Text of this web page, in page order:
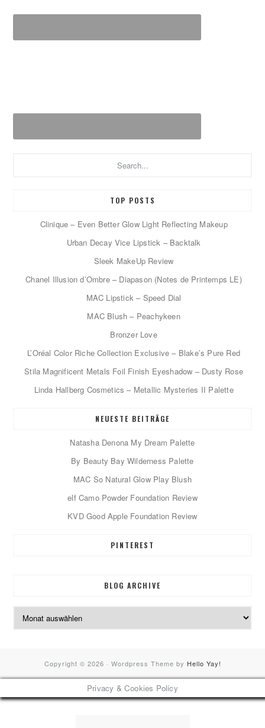
TOP POSTS
Clinique – Even Better Glow Light Reflecting Makeup
Urban Decay Vice Lipstick – Backtalk
Sleek MakeUp Review
Chanel Illusion d’Ombre – Diapason (Notes de Printemps LE)
MAC Lipstick – Speed Dial
MAC Blush – Peachykeen
Bronzer Love
L’Oréal Color Riche Collection Exclusive – Blake’s Pure Red
Stila Magnificent Metals Foil Finish Eyeshadow – Dusty Rose
Linda Hallberg Cosmetics – Metallic Mysteries II Palette
NEUESTE BEITRÄGE
Natasha Denona My Dream Palette
By Beauty Bay Wilderness Palette
MAC So Natural Glow Play Blush
elf Camo Powder Foundation Review
KVD Good Apple Foundation Review
PINTEREST
BLOG ARCHIVE
Blog
Archive
Copyright © 2026 · Wordpress Theme by Hello Yay!
Privacy & Cookies Policy